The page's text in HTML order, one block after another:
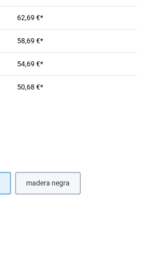
62,69 €*
58,69 €*
54,69 €*
50,68 €*
madera negra